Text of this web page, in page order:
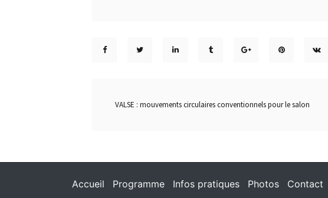
VALSE : mouvements circulaires conventionnels pour le salon
Accueil Programme Infos pratiques Photos Contact